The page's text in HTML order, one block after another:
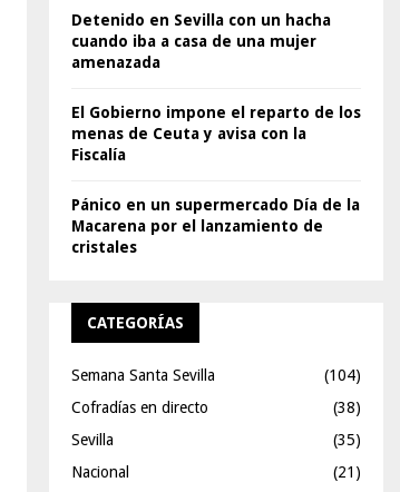
Detenido en Sevilla con un hacha
cuando iba a casa de una mujer
amenazada
El Gobierno impone el reparto de los
menas de Ceuta y avisa con la
Fiscalía
Pánico en un supermercado Día de la
Macarena por el lanzamiento de
cristales
CATEGORÍAS
Semana Santa Sevilla
(104)
Cofradías en directo
(38)
Sevilla
(35)
Nacional
(21)